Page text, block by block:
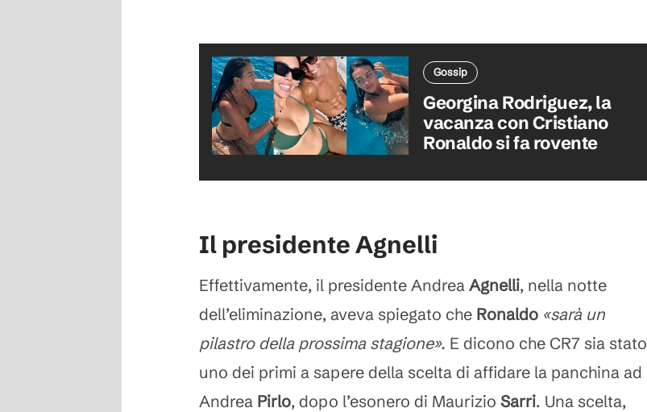
Gossip
Georgina Rodriguez, la
vacanza con Cristiano
Ronaldo si fa rovente
Il presidente Agnelli
Effettivamente, il presidente Andrea Agnelli, nella notte
dell’eliminazione, aveva spiegato che Ronaldo «sarà un
pilastro della prossima stagione». E dicono che CR7 sia stato
uno dei primi a sapere della scelta di affidare la panchina ad
Andrea Pirlo, dopo l’esonero di Maurizio Sarri. Una scelta,